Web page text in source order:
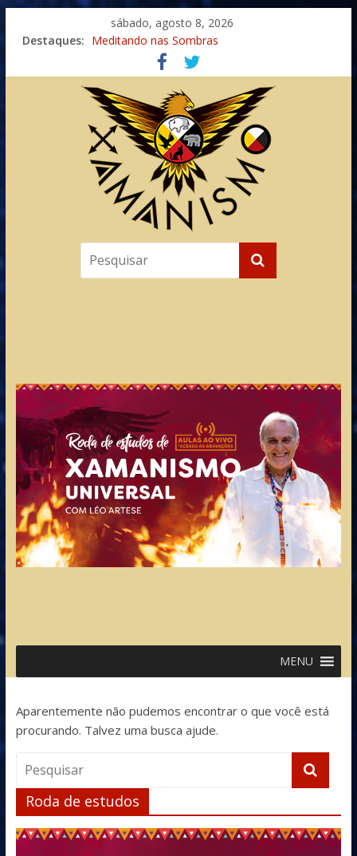
sábado, agosto 8, 2026
Destaques: Meditando nas Sombras
Autosuficiência: A Jornada do Espírito Ancestral
Xamanismo Universal
Totens – Caminho Espiritual – Crescimento
Imaginação na Cura
MENU
Aparentemente não pudemos encontrar o que você está
procurando. Talvez uma busca ajude.
Roda de estudos